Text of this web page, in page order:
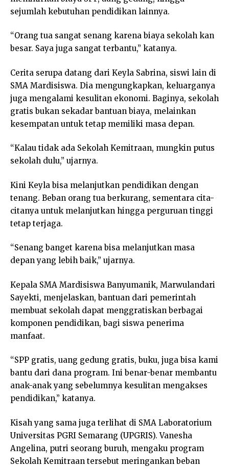
sejumlah kebutuhan pendidikan lainnya.
“Orang tua sangat senang karena biaya sekolah kan
besar. Saya juga sangat terbantu,” katanya.
Cerita serupa datang dari Keyla Sabrina, siswi lain di
SMA Mardisiswa. Dia mengungkapkan, keluarganya
juga mengalami kesulitan ekonomi. Baginya, sekolah
gratis bukan sekadar bantuan biaya, melainkan
kesempatan untuk tetap memiliki masa depan.
“Kalau tidak ada Sekolah Kemitraan, mungkin putus
sekolah dulu,” ujarnya.
Kini Keyla bisa melanjutkan pendidikan dengan
tenang. Beban orang tua berkurang, sementara cita-
citanya untuk melanjutkan hingga perguruan tinggi
tetap terjaga.
“Senang banget karena bisa melanjutkan masa
depan yang lebih baik,” ujarnya.
Kepala SMA Mardisiswa Banyumanik, Marwulandari
Sayekti, menjelaskan, bantuan dari pemerintah
membuat sekolah dapat menggratiskan berbagai
komponen pendidikan, bagi siswa penerima
manfaat.
“SPP gratis, uang gedung gratis, buku, juga bisa kami
bantu dari dana program. Ini benar-benar membantu
anak-anak yang sebelumnya kesulitan mengakses
pendidikan,” katanya.
Kisah yang sama juga terlihat di SMA Laboratorium
Universitas PGRI Semarang (UPGRIS). Vanesha
Angelina, putri seorang buruh, mengaku program
Sekolah Kemitraan tersebut meringankan beban